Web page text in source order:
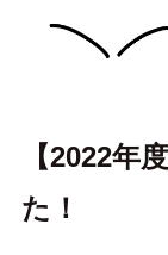
【2022年
た！